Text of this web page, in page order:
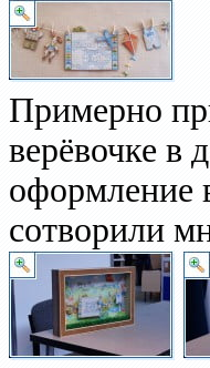
Примерно
верёвочке в
оформление
сотворили